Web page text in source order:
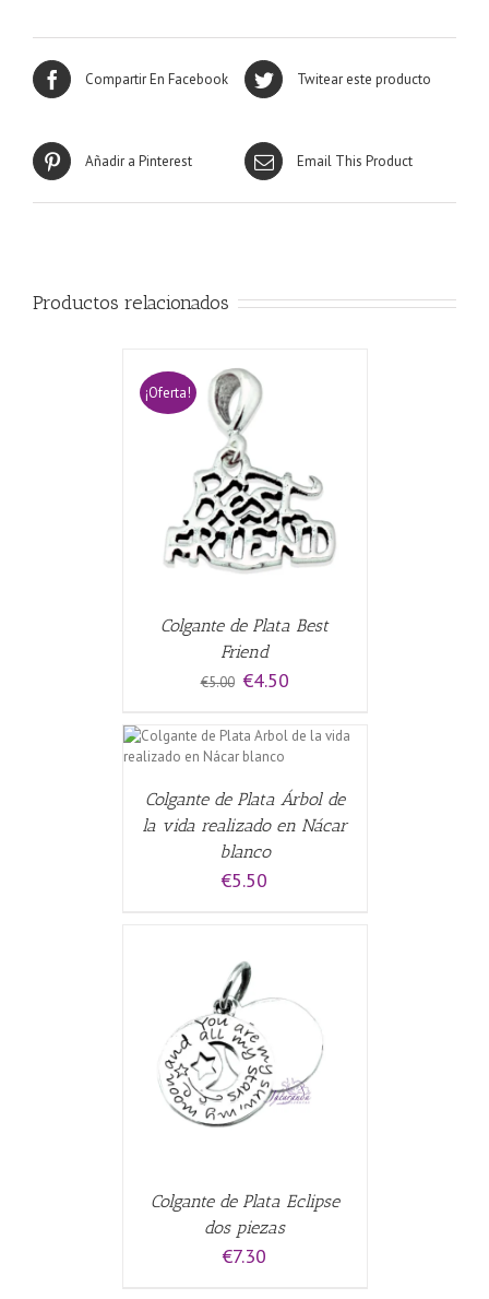
Compartir En Facebook Twitear este producto
Añadir a Pinterest Email This Product
Productos relacionados
¡Oferta!
Colgante de Plata Best
Friend
€5.00 El
era:
€5.00.
€4.50El
es:
Colgante de Plata Árbol de
la vida realizado en Nácar
blanco
€5.50
Colgante de Plata Eclipse
dos piezas
€7.30